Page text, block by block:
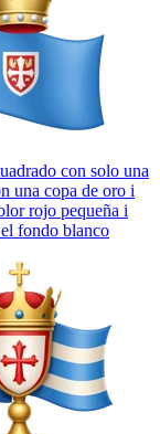
con solo una
una copa de oro i
rojo pequeña i
fondo blanco